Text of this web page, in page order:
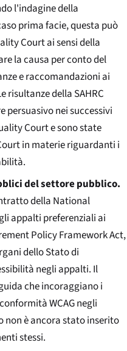
l'indagine della
prima facie, questa può
Courtai sensi della
la causa per conto del
e raccomandazioni ai
risultanze della SAHRC
persuasivo nei successivi
Courte sono state
in materie riguardanti i
del settore pubblico.
della National
appalti preferenziali ai
Policy Framework Act,
dello Stato di
negli appalti. Il
che incoraggiano i
WCAG negli
non è ancora stato inserito
stessi.